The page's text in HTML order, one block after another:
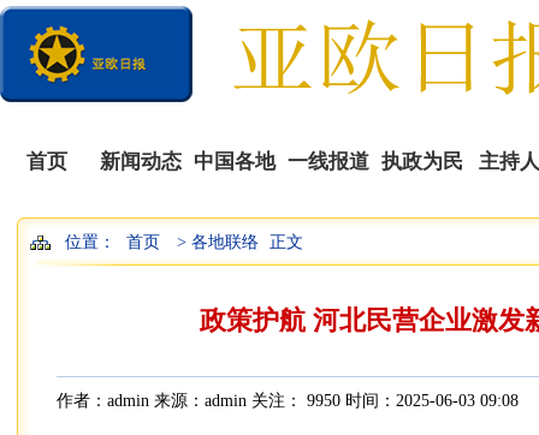
首页 新闻动态 中国各地 一线报道 执政为民 主持
播
位置： 首页 > 各地联络 正文
政策护航 河北民营企业激发
作者：admin 来源：admin 关注： 9950 时间：2025-06-03 09:08